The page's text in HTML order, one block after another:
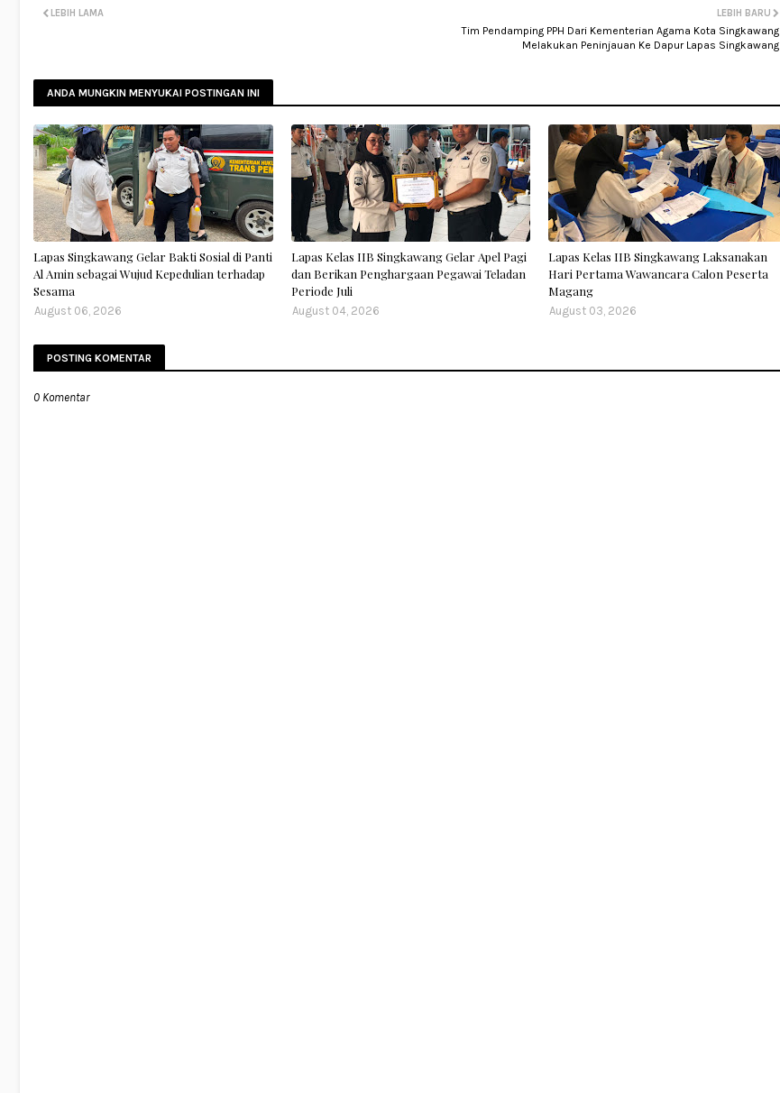
LEBIH BARU
Tim Pendamping PPH Dari Kementerian Agama Kota Singkawang
Melakukan Peninjauan Ke Dapur Lapas Singkawang
LEBIH LAMA
ANDA MUNGKIN MENYUKAI POSTINGAN INI
Lapas Singkawang Gelar Bakti Sosial di Panti
Al Amin sebagai Wujud Kepedulian terhadap
Sesama
August 06, 2026
Lapas Kelas IIB Singkawang Gelar Apel Pagi
dan Berikan Penghargaan Pegawai Teladan
Periode Juli
August 04, 2026
Lapas Kelas IIB Singkawang Laksanakan
Hari Pertama Wawancara Calon Peserta
Magang
August 03, 2026
POSTING KOMENTAR
0 Komentar